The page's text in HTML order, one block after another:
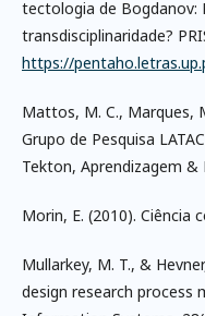
tectologia de Bogdanov:
transdisciplinaridade?
https://
Mattos, M. C., Marques,
Grupo de Pesquisa
Tekton, Aprendizagem
Morin, E. (2010). Ciência
Mullarkey, M. T., &
design research process